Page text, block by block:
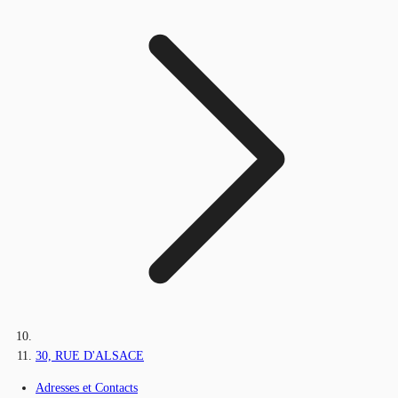
30, RUE D'ALSACE
Adresses et Contacts